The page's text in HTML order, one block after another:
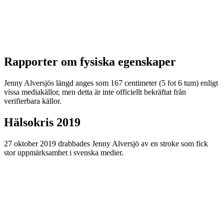
Rapporter om fysiska egenskaper
Jenny Alversjös längd anges som 167 centimeter (5 fot 6 tum) enligt
vissa mediakällor, men detta är inte officiellt bekräftat från
verifierbara källor.
Hälsokris 2019
27 oktober 2019 drabbades Jenny Alversjö av en stroke som fick
stor uppmärksamhet i svenska medier.